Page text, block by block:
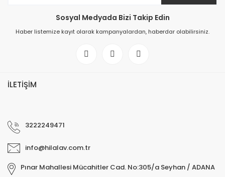
Sosyal Medyada Bizi Takip Edin
Haber listemize kayıt olarak kampanyalardan, haberdar olabilirsiniz.
İLETİŞİM
3222249471
info@hilalav.com.tr
Pınar Mahallesi Mücahitler Cad. No:305/a Seyhan / ADANA